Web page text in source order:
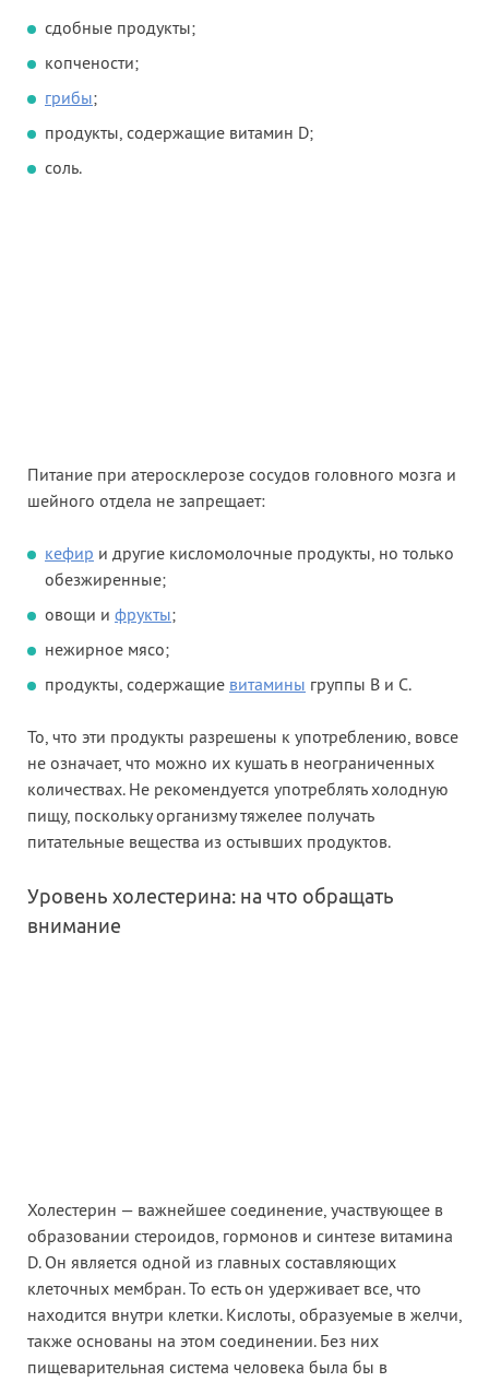
сдобные продукты;
копчености;
грибы;
продукты, содержащие витамин D;
соль.
Питание при атеросклерозе сосудов головного мозга и
шейного отдела не запрещает:
кефир и другие кисломолочные продукты, но только
обезжиренные;
овощи и фрукты;
нежирное мясо;
продукты, содержащие витамины группы В и С.
То, что эти продукты разрешены к употреблению, вовсе
не означает, что можно их кушать в неограниченных
количествах. Не рекомендуется употреблять холодную
пищу, поскольку организму тяжелее получать
питательные вещества из остывших продуктов.
Уровень холестерина: на что обращать
внимание
Холестерин — важнейшее соединение, участвующее в
образовании стероидов, гормонов и синтезе витамина
D. Он является одной из главных составляющих
клеточных мембран. То есть он удерживает все, что
находится внутри клетки. Кислоты, образуемые в желчи,
также основаны на этом соединении. Без них
пищеварительная система человека была бы в